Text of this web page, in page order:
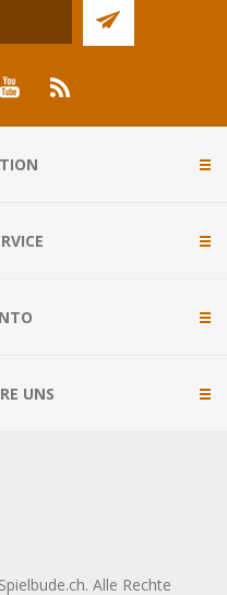
UNS
Alle Rechte